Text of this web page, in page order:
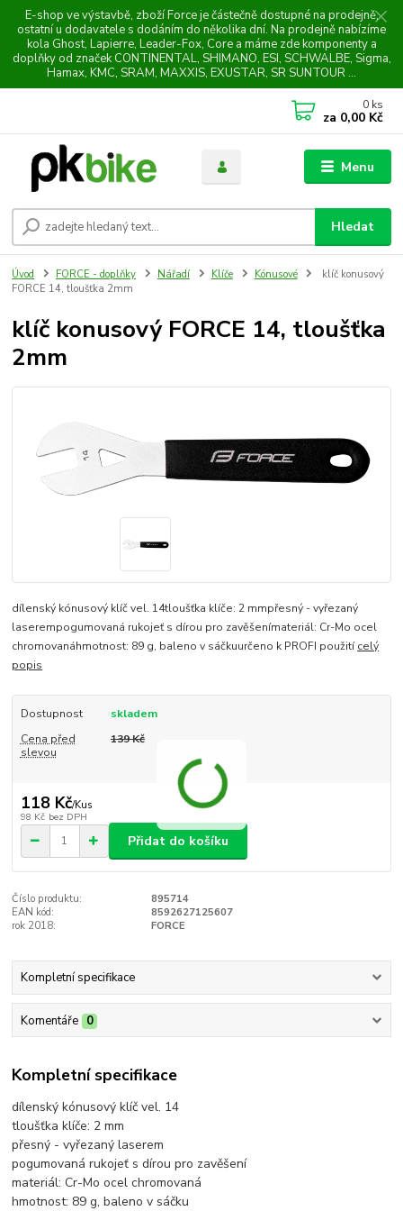
E-shop ve výstavbě, zboží Force je částečně dostupné na prodejně,
ostatní u dodavatele s dodáním do několika dní. Na prodejně nabízíme
kola Ghost, Lapierre, Leader-Fox, Core a máme zde komponenty a
doplňky od značek CONTINENTAL, SHIMANO, ESI, SCHWALBE, Sigma,
Hamax, KMC, SRAM, MAXXIS, EXUSTAR, SR SUNTOUR ...
Menu
Hledat
0 ks
za 0,00 Kč
Úvod FORCE - doplňky Nářadí Klíče Kónusové
klíč konusový
FORCE 14, tloušťka 2mm
klíč konusový FORCE 14, tloušťka
2mm
dílenský kónusový klíč vel. 14tloušťka klíče: 2 mmpřesný - vyřezaný
laserempogumovaná rukojeť s dírou pro zavěšenímateriál: Cr-Mo ocel
chromovanáhmotnost: 89 g, baleno v sáčkuurčeno k PROFI použitícelý
popis
Dostupnost
skladem
Cena před
slevou
139 Kč
118 Kč/Kus
98 Kč bez DPH
Přidat do košíku
Číslo produktu:
895714
EAN kód:
8592627125607
rok 2018:
FORCE
Kompletní specifikace
Komentáře 0
Kompletní specifikace
dílenský kónusový klíč vel. 14
tloušťka klíče: 2 mm
přesný - vyřezaný laserem
pogumovaná rukojeť s dírou pro zavěšení
materiál: Cr-Mo ocel chromovaná
hmotnost: 89 g, baleno v sáčku